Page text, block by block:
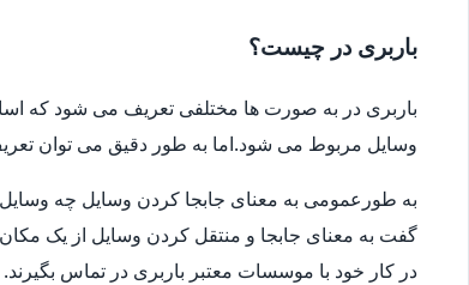
باربری در چیست؟
باربری در به صورت ها مختلفی تعریف می شود که
وسایل مربوط می شود.اما به طور دقیق می توان
به طورعمومی به معنای جابجا کردن وسایل چه
گفت به معنای جابجا و منتقل کردن وسایل از یک
در کار خود با موسسات معتبر باربری در تماس بگیرند.